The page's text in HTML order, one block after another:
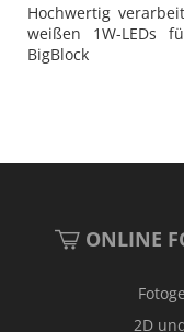
Hochwertig
weißen 1W-LEDs
BigBlock
ONLINE
2D